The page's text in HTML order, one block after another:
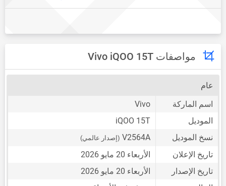
مواصفات Vivo iQOO 15T
عام
اسم الماركة
Vivo
الموديل
iQOO 15T
نسخ الموديل
V2564A (إصدار عالمي)
تاريخ الإعلان
الأربعاء 20 مايو 2026
تاريخ الإصدار
الأربعاء 20 مايو 2026